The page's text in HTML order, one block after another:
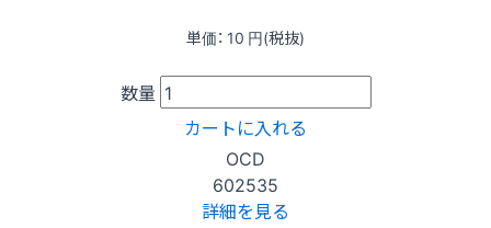
単価： 10 円(税抜)
数量
カートに入れる
OCD
602535
詳細を見る